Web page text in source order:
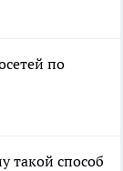
по
такой способ